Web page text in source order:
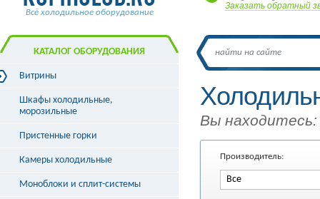
Всё холодильное оборудование
Заказать обратный
Вы находитесь:
Производитель:
Все
КАТАЛОГ ОБОРУДОВАНИЯ
Витрины
Витрины холодильные
Витрины морозильные
Витрины кондитерские
Витрины угловые
Витрины «рыба на льду»
Шкафы холодильные,
морозильные
Пристенные горки
Камеры холодильные
Моноблоки и сплит-системы